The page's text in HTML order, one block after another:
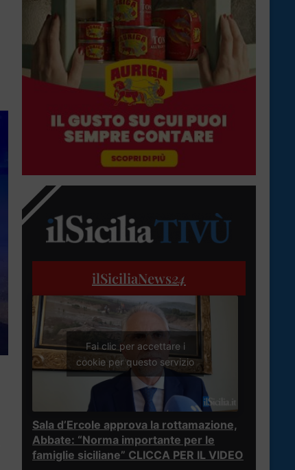
ilSiciliaNews24
Fai clic per accettare i
cookie per questo servizio
Sala d’Ercole approva la rottamazione,
Abbate: “Norma importante per le
famiglie siciliane” CLICCA PER IL VIDEO